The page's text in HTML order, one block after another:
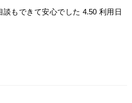
談もできて安心でした 4.50 利用日